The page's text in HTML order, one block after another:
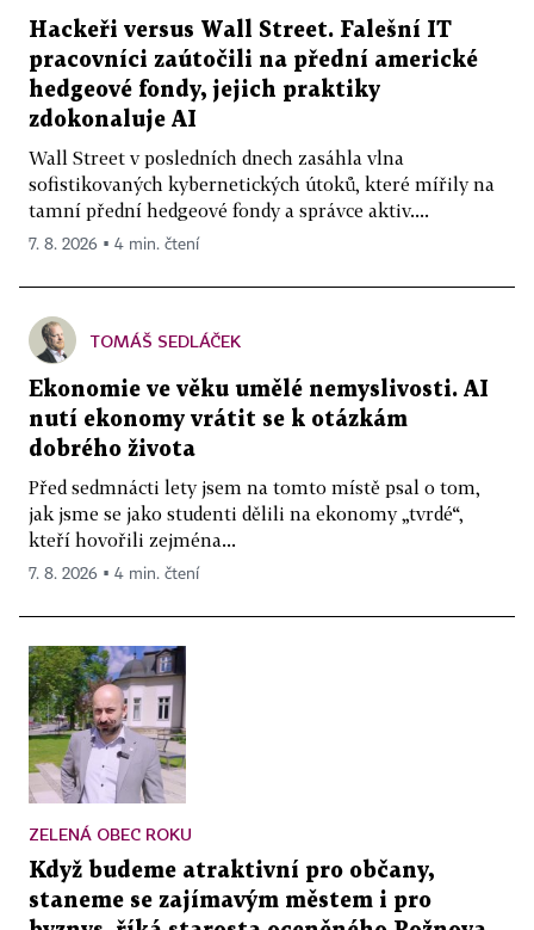
Hackeři versus Wall Street. Falešní IT
pracovníci zaútočili na přední americké
hedgeové fondy, jejich praktiky
zdokonaluje AI
Wall Street v posledních dnech zasáhla vlna
sofistikovaných kybernetických útoků, které mířily na
tamní přední hedgeové fondy a správce aktiv....
7. 8. 2026 ▪ 4 min. čtení
TOMÁŠ SEDLÁČEK
Ekonomie ve věku umělé nemyslivosti. AI
nutí ekonomy vrátit se k otázkám
dobrého života
Před sedmnácti lety jsem na tomto místě psal o tom,
jak jsme se jako studenti dělili na ekonomy „tvrdé“,
kteří hovořili zejména...
7. 8. 2026 ▪ 4 min. čtení
ZELENÁ OBEC ROKU
Když budeme atraktivní pro občany,
staneme se zajímavým městem i pro